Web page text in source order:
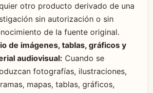
otro producto derivado de una
sin autorización o sin
de la fuente original.
de imágenes, tablas, gráficos y
audiovisual: Cuando se
fotografías, ilustraciones,
mapas, tablas, gráficos,